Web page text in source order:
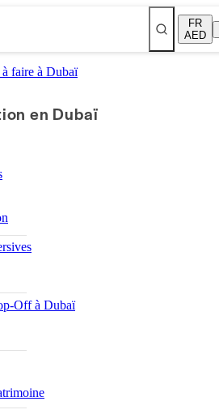
FR
AED
faire à Dubaï
Off à Dubaï
en Dubaï